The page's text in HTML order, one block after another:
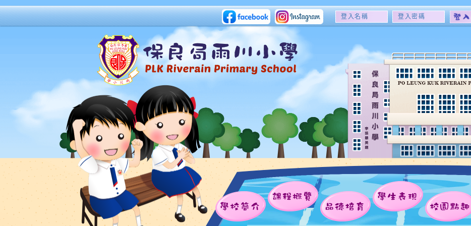
登
名
稱
登
密
碼
學校簡介
課程概覽
品德培育
學生表現
校園點趣